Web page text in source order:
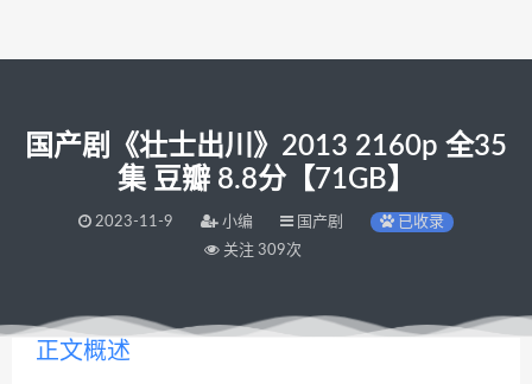
国产剧《壮士出川》2013 2160p 全35
集 豆瓣 8.8分【71GB】
2023-11-9 小编 国产剧
已收录
关注 309次
正文概述